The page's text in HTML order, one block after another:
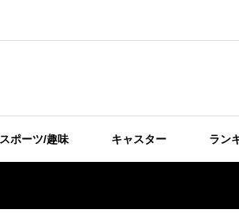
スポーツ/趣味 キャスター ラン